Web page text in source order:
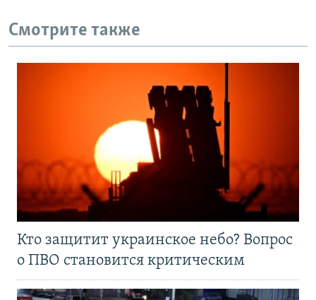
Смотрите также
Кто защитит украинское небо? Вопрос
о ПВО становится критическим